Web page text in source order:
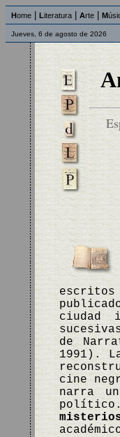
Home Literatura Arte M
Jueves, 6 de agosto de 2026
ciudad
de
1991).
cine
narra
político.